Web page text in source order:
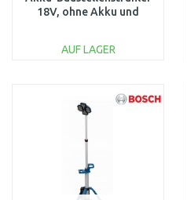
18V, ohne Akku und
AUF LAGER
Vergleichen